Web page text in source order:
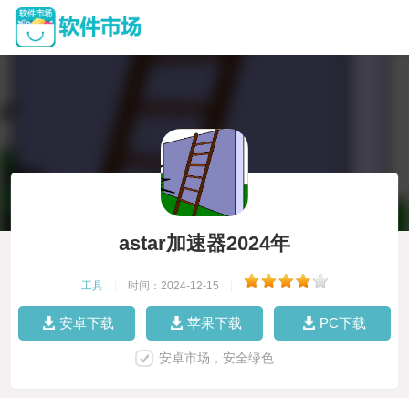
astar加速器2024年
工具 时间：2024-12-15
安卓下载 苹果下载 PC下载
安卓市场，安全绿色